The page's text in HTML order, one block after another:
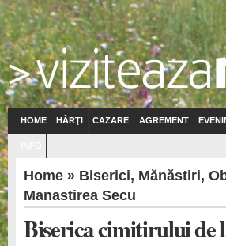
HOME HĂRŢI CAZARE AGREMENT
Home » Biserici, Mănăstiri,
Manastirea Secu
Biserica cimitirului de